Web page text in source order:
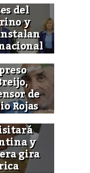
del
y
de
Rojas
y
gira